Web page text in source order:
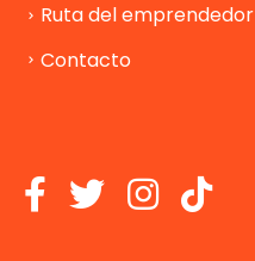
Ruta del emprendedor
Contacto